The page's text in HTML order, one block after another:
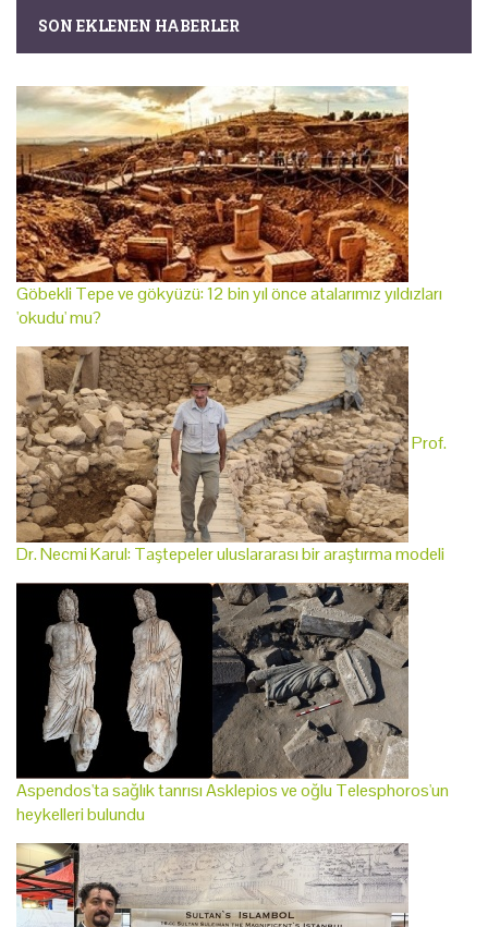
SON EKLENEN HABERLER
Göbekli Tepe ve gökyüzü: 12 bin yıl önce atalarımız yıldızları
'okudu' mu?
Prof.
Dr. Necmi Karul: Taştepeler uluslararası bir araştırma modeli
Aspendos'ta sağlık tanrısı Asklepios ve oğlu Telesphoros'un
heykelleri bulundu